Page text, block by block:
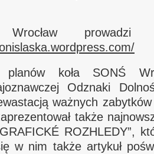
prowadzi
planów koła SONŚ
Odznaki
ważnych
także
ROZHLEDY”,
w nim także artykuł